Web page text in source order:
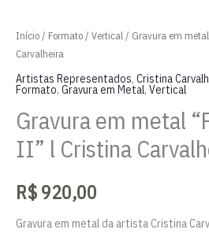
Início/ Formato/ Vertical/ Gravura em
Carvalheira
Artistas Representados, Cristina
Formato, Gravura em Metal, Vertical
Gravura em metal
II” l Cristina
R$920,00
Gravura em metal da artista Cristina